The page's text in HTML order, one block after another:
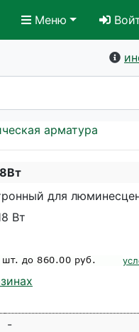
Меню
арматура
для
Вт
-